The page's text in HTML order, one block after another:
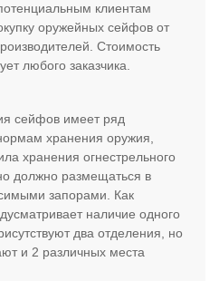
клиентам
оружейных сейфов от
Стоимость
любого заказчика.
сейфов имеет ряд
хранения оружия,
хранения огнестрельного
должно размещаться в
запорами. Как
наличие одного
два отделения, но
и 2 различных места